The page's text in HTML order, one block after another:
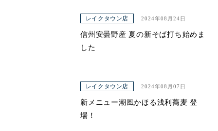
レイクタウン店 2024年08月24日
信州安曇野産 夏の新そば打ち始めま
した
レイクタウン店 2024年08月07日
新メニュー潮風かほる浅利蕎麦 登
場！